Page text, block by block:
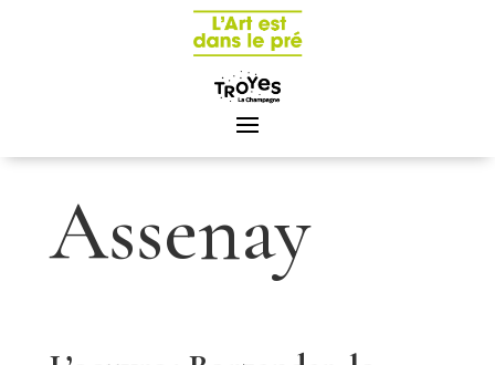
Assenay
Panneau de gestion des cookies